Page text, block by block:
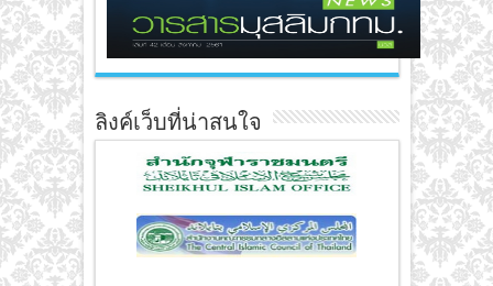
ลิงค์เว็บที่น่าสนใจ